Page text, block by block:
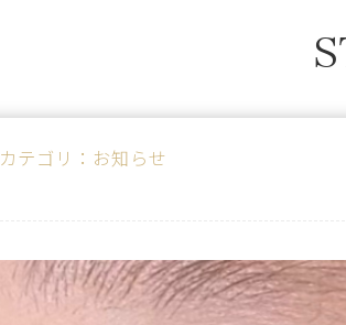
カテゴリ：お知らせ